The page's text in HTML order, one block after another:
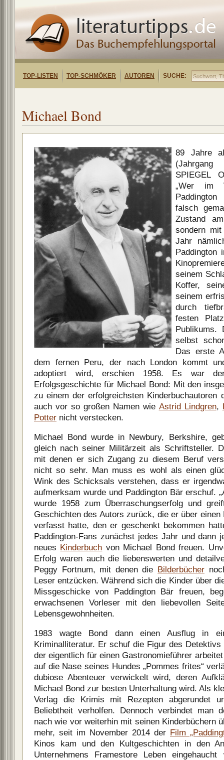
TOP-LISTEN TOP-SCHMÖKER AUTOREN SUCHE:
Michael Bond
89 Jahre
SPIEGEL
„Wer im
falsch
Zustand
sondern
Jahr
Paddington
seinem
Koffer,
seinem
durch
festen
Publikums.
selbst
Das erste
dem fernen Peru, der nach London kommt
adoptiert wird, erschien 1958. Es war
Erfolgsgeschichte für Michael Bond: Mit den
zu einem der erfolgreichsten
auch vor so großen Namen wie Astrid Lindgren,
Potter nicht verstecken.
Michael Bond wurde in Newbury, Berkshire,
gleich nach seiner Militärzeit als Schriftsteller.
mit denen er sich Zugang zu diesem Beruf
nicht so sehr. Man muss es wohl als einen
Wink des Schicksals verstehen, dass er
aufmerksam wurde und Paddington Bär erschuf.
wurde 1958 zum Überraschungserfolg und
Geschichten des Autors zurück, die er über einen
verfasst hatte, den er geschenkt bekommen
Paddington-Fans zunächst jedes Jahr und dann
neues Kinderbuch von Michael Bond freuen.
Erfolg waren auch die liebenswerten und
Peggy Fortnum, mit denen die Bilderbücher
Leser entzücken. Während sich die Kinder über
Missgeschicke von Paddington Bär freuen,
erwachsenen Vorleser mit den liebevollen
Lebensgewohnheiten.
1983 wagte Bond dann einen Ausflug in
Kriminalliteratur. Er schuf die Figur des Detektivs
der eigentlich für einen Gastronomieführer
auf die Nase seines Hundes „Pommes frites“
dubiose Abenteuer verwickelt wird, deren
Michael Bond zur besten Unterhaltung wird. Als
Verlag die Krimis mit Rezepten abgerundet
Beliebtheit verholfen. Dennoch verbindet man
nach wie vor weiterhin mit seinen Kinderbüchern
mehr, seit im November 2014 der Film
Kinos kam und den Kultgeschichten in den
Unternehmens Framestore Leben